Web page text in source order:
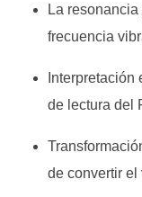
La
frecuencia
de lectura del
de convertir el